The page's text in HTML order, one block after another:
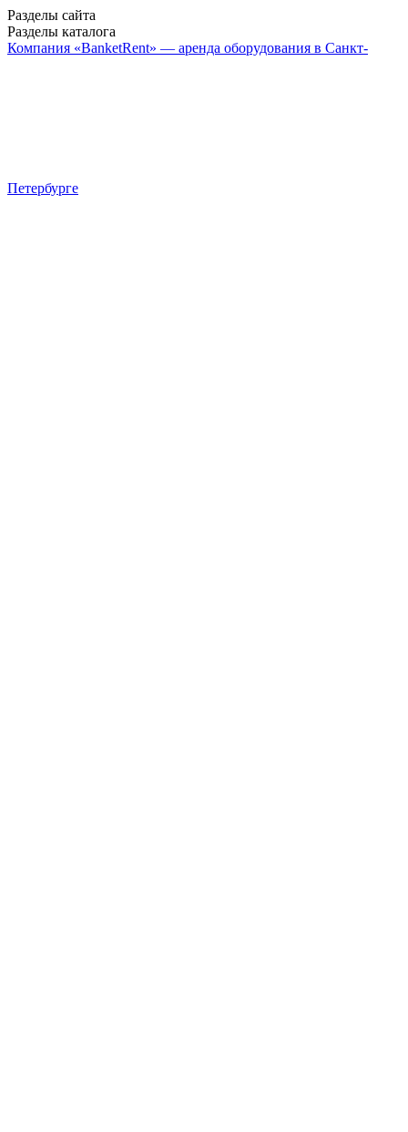
Разделы сайта
Разделы каталога
Компания «BanketRent» — аренда оборудования в Санкт-
Петербурге